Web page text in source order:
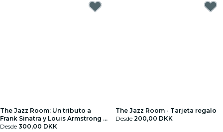
The Jazz Room: Un tributo a
Frank Sinatra y Louis Armstrong -
Tarjeta regalo
Desde 300,00 DKK
The Jazz Room - Tarjeta regalo
Desde 200,00 DKK